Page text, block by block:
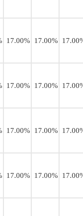
17.00% 17.00%
17.00% 17.00%
17.00% 17.00%
17.00% 17.00%